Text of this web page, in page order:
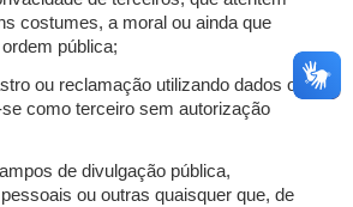
costumes, a moral ou ainda que
pública;
ou reclamação utilizando dados ou
se como terceiro sem autorização
de divulgação pública,
ou outras quaisquer que, de